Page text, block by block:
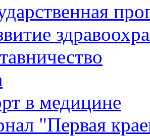
в медицине
"Первая